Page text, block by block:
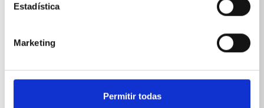
Estadística
Marketing
Permitir todas